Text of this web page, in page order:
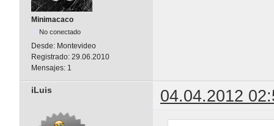
Minimacaco
No conectado
Desde: Montevideo
Registrado: 29.06.2010
Mensajes: 1
iLuis 04.04.2012